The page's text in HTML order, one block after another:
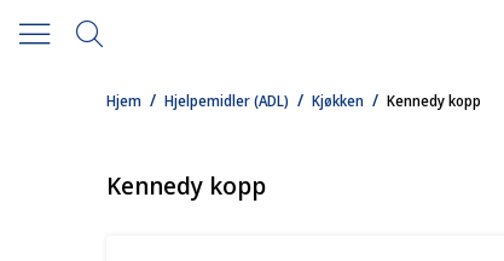
/
Hjem /
Hjelpemidler (ADL) /
Kjøkken Kennedy kopp
Kennedy kopp